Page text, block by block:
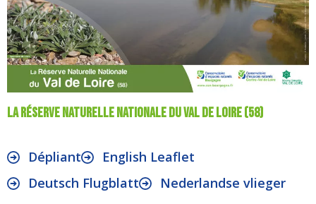
La Réserve Naturelle Nationale du Val de Loire (58)
Dépliant
English Leaflet
Deutsch Flugblatt
Nederlandse vlieger